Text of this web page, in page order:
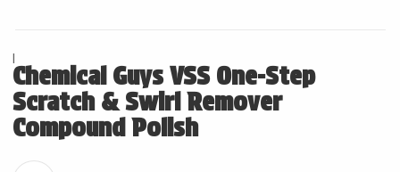
|
Chemical Guys VSS One-Step
Scratch & Swirl Remover
Compound Polish